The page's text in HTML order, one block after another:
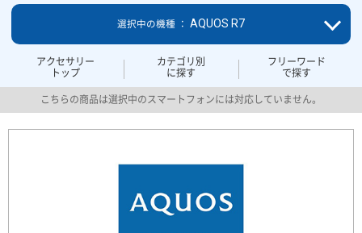
アクセサリー
トップ
カテゴリ別
に探す
フリーワード
で探す
選択中の機種 ： AQUOS R7
こちらの商品は選択中のスマートフォンには対応していません。